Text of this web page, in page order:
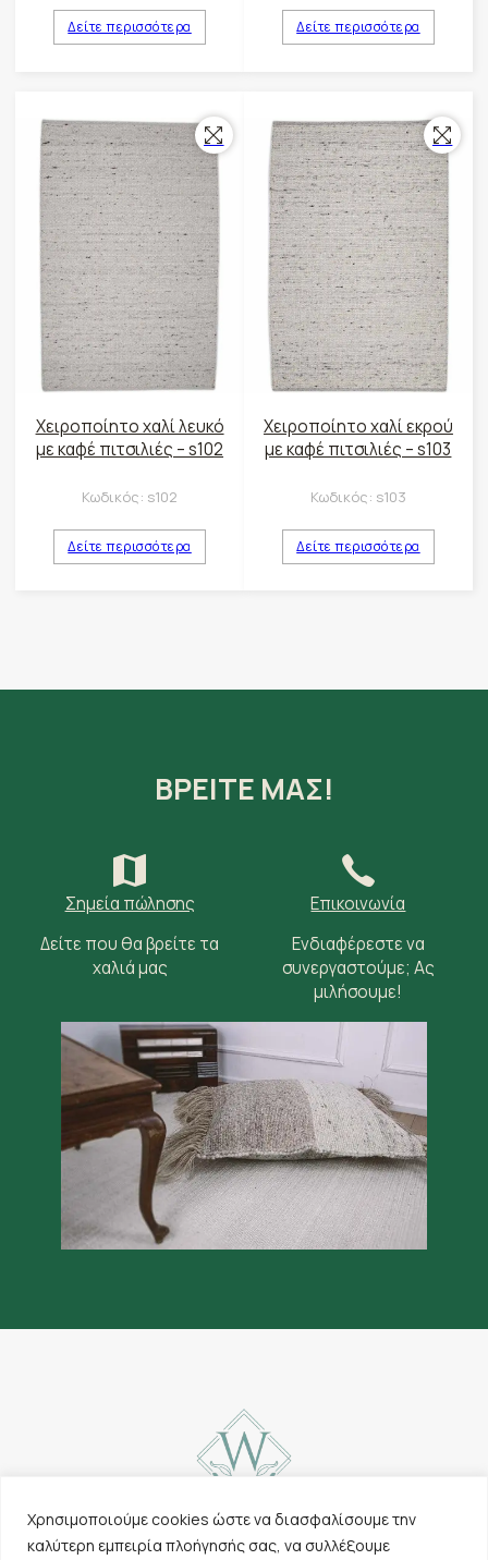
Χρησιμοποιούμε cookies ώστε να διασφαλίσουμε την
καλύτερη εμπειρία πλοήγησής σας, να συλλέξουμε
Δείτε περισσότερα Δείτε περισσότερα
Χειροποίητο χαλί λευκό
με καφέ πιτσιλιές – s102
Κωδικός: s102
Δείτε περισσότερα
Χειροποίητο χαλί εκρού
με καφέ πιτσιλιές – s103
Κωδικός: s103
Δείτε περισσότερα
ΒΡΕΙΤΕ ΜΑΣ!
Σημεία πώλησης
Δείτε που θα βρείτε τα
χαλιά μας
Επικοινωνία
Ενδιαφέρεστε να
συνεργαστούμε; Ας
μιλήσουμε!
Επικοινωνία